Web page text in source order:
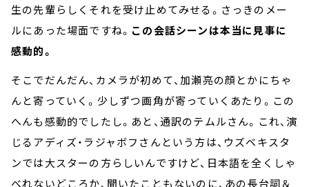
生の先輩らしくそれを受け止めてみせる。さっきのメー
ルにあった場面ですね。 この会話シーンは本当に見事に
感動的。
そこでだんだん、カメラが初めて、加瀬亮の顔とかにちゃ
んと寄っていく。少しずつ画角が寄っていくあたり。この
へんも感動的でしたし。あと、通訳のテムルさん。これ、演
じるアディズ・ラジャボフさんという方は、ウズベキスタ
ンでは大スターの方らしいんですけど、日本語を全くしゃ
べれないどころか、聞いたこともないのに、あの長台詞＆